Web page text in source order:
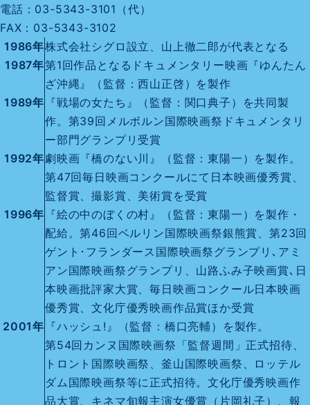
電話：03-5343-3101（代）
FAX：03-5343-3102
1986年株式会社シグロ設立、山上徹二郎が代表となる
1987年第1回作品となるドキュメンタリー映画『ゆんたん
ざ沖縄』（監督：西山正啓）を製作
1989年 『戦場の女たち』（監督：関口典子）を共同製
作。第39回メルボルン国際映画祭ドキュメンタリ
ー部門グランプリ受賞
1992年劇映画『橋のない川』（監督：東陽一）を製作。
第47回毎日映画コンクールにて日本映画優秀賞、
監督賞、撮影賞、美術賞を受賞
1996年 『絵の中のぼくの村』（監督：東陽一）を製作・
配給。第46回ベルリン国際映画祭銀熊賞、第23回
ゲント･フランダース国際映画祭グランプリ､アミ
アン国際映画祭グランプリ、山路ふみ子映画賞､日
本映画批評家大賞、毎日映画コンクール日本映画
優秀賞、文化庁優秀映画作品賞ほか受賞
2001年 『ハッシュ!』（監督：橋口亮輔）を製作。
第54回カンヌ国際映画祭「監督週間」正式招待、
トロント国際映画祭、釜山国際映画祭、ロッテル
ダム国際映画祭等に正式招待。文化庁優秀映画作
品大賞、キネマ旬報主演女優賞（片岡礼子）、報